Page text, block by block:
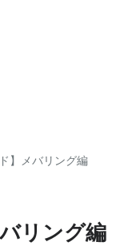
】メバリング編
リング編